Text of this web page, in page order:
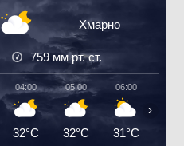
Хмарно
759мм рт. ст.
04:00
32°C
05:00
32°C
06:00
31°C
›